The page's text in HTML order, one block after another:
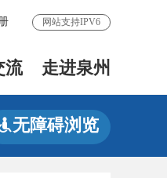
网站支持IPV6
流 走进泉州
无障碍浏览